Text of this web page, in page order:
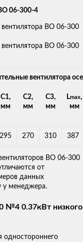
06-300-4
вентилятора
C1,
мм
C2,
мм
C3,
мм
Lmax,
мм
295 270 310 387
ВО 06-300
от
данных
у менеджера.
№4 0.37кВт низкого
одностороннего